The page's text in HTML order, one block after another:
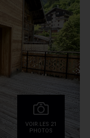
VOIR.LES 21
PHOTOS